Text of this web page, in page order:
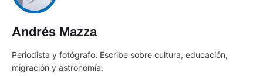
Andrés Mazza
Periodista y fotógrafo. Escribe sobre cultura, educación,
migración y astronomía.